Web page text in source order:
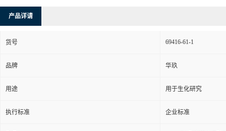
产品详请
货号 69416-61-1
品牌 华玖
用途 用于生化研究
执行标准 企业标准